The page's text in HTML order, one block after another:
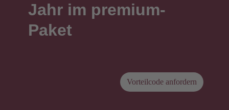
Jahr im premium-
Paket
Vorteilcode anfordern